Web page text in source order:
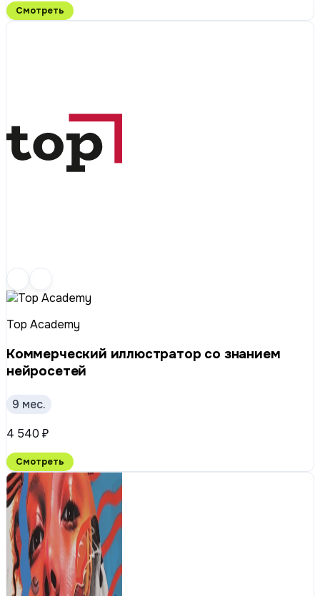
Смотреть
Top Academy
Коммерческий иллюстратор со знанием
нейросетей
9 мес.
4 540 ₽
Смотреть